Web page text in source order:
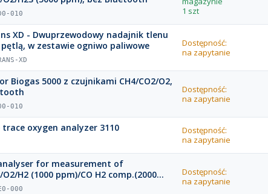
010
1 szt
XD - Dwuprzewodowy nadajnik tlenu
w zestawie ogniwo paliwowe
XD
Dostępność:
na zapytanie
Biogas 5000 z czujnikami CH4/CO2/O2,
010
Dostępność:
na zapytanie
oxygen analyzer 3110
Dostępność:
na zapytanie
for measurement of
O2/H2 (1000 ppm)/CO H2 comp.(2000
(9999 ppm), bluetooth
000
Dostępność:
na zapytanie